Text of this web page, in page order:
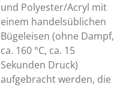
und Polyester/Acryl mit
einem handelsüblichen
Bügeleisen (ohne Dampf,
ca. 160 °C, ca. 15
Sekunden Druck)
aufgebracht werden, die